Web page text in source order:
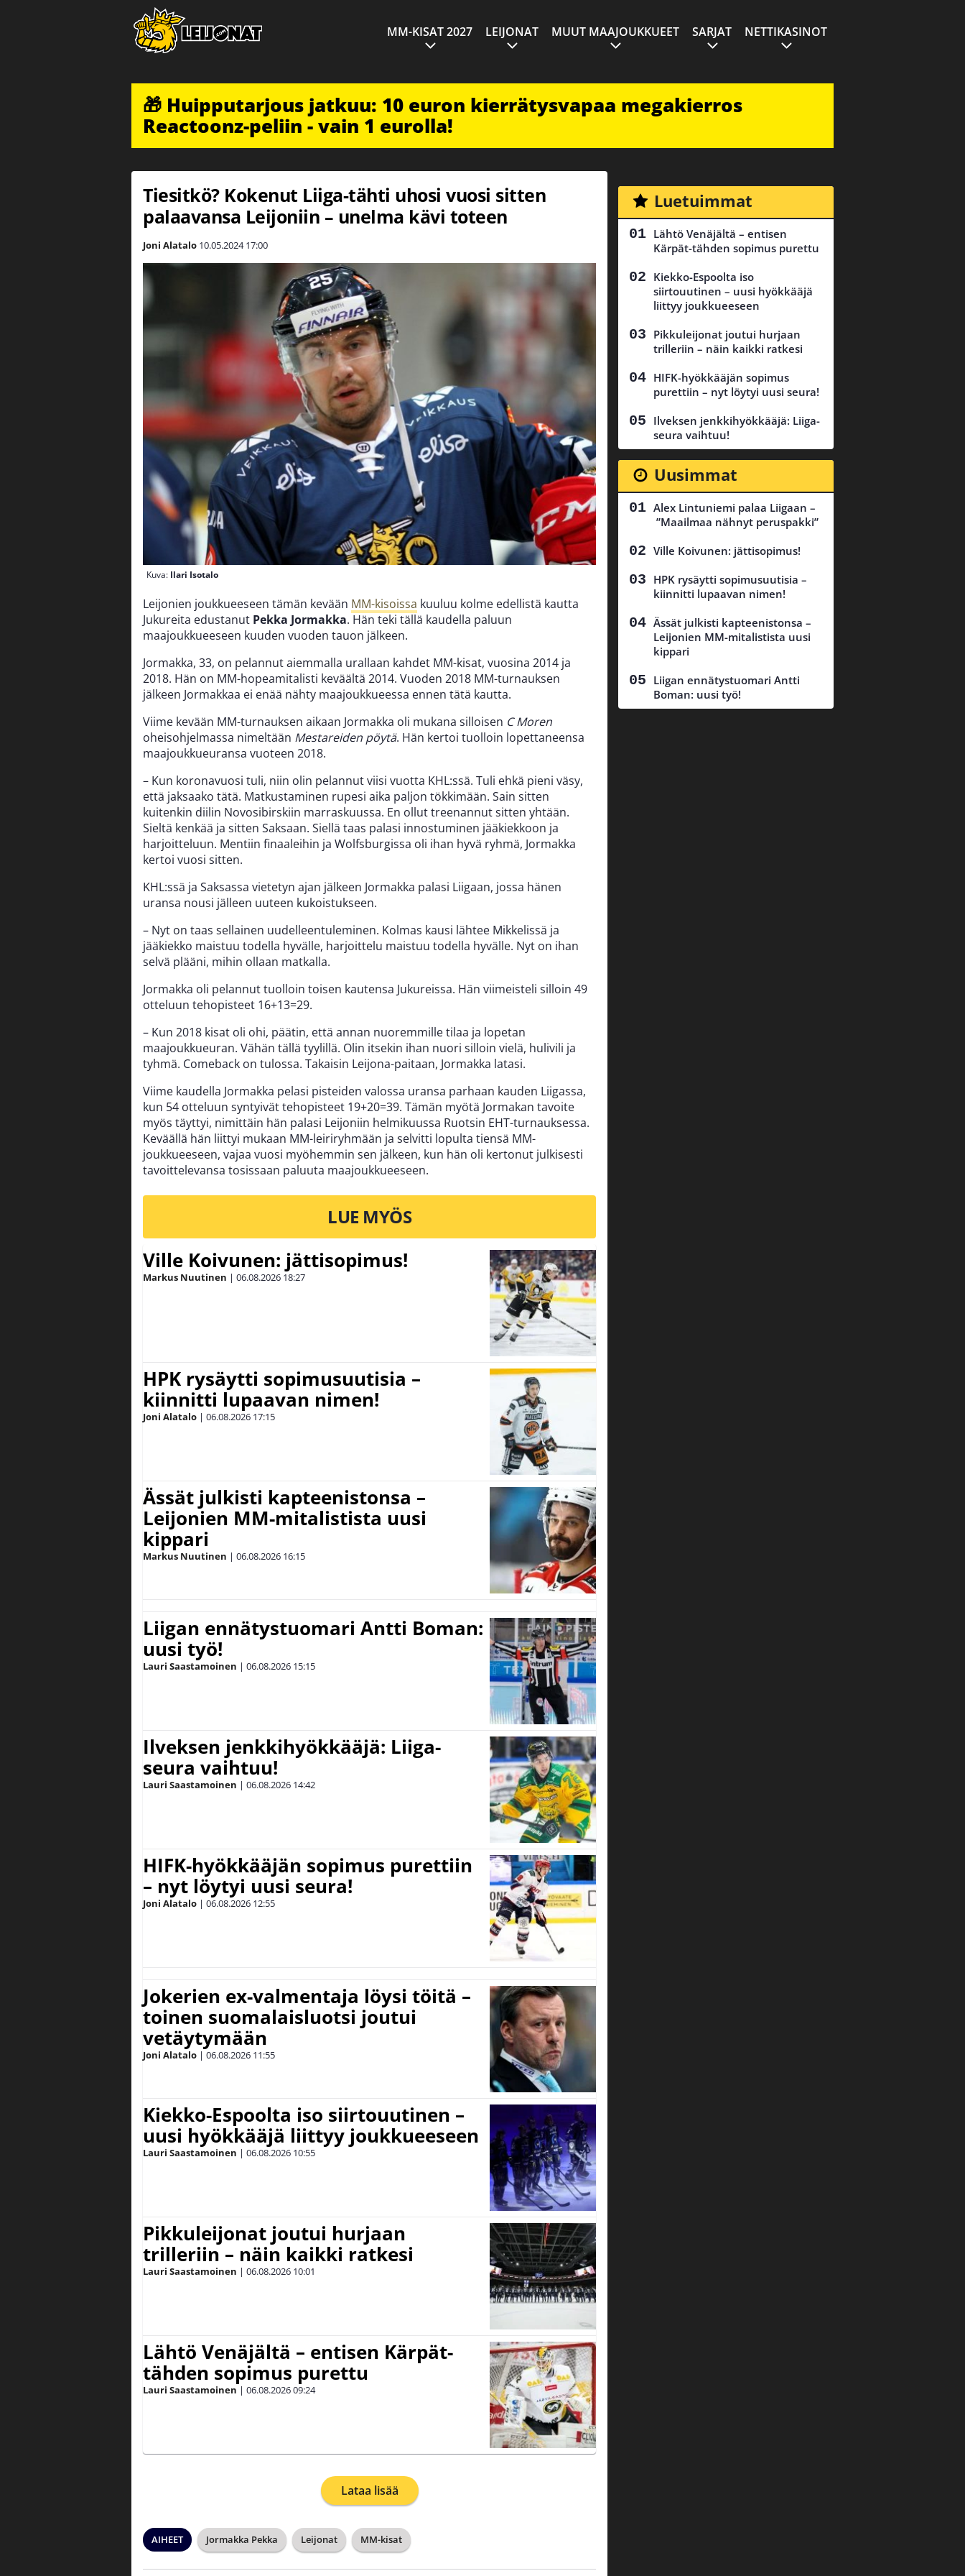
MM-KISAT 2027 LEIJONAT MUUT MAAJOUKKUEET SARJAT NETTIKASINOT
🎁 Huipputarjous jatkuu: 10 euron kierrätysvapaa megakierros
Reactoonz-peliin - vain 1 eurolla!
Tiesitkö? Kokenut Liiga-tähti uhosi vuosi sitten
palaavansa Leijoniin – unelma kävi toteen
Joni Alatalo 10.05.2024 17:00
Kuva: Ilari Isotalo
Leijonien joukkueeseen tämän kevään MM-kisoissa kuuluu kolme edellistä kautta
Jukureita edustanut Pekka Jormakka. Hän teki tällä kaudella paluun
maajoukkueeseen kuuden vuoden tauon jälkeen.
Jormakka, 33, on pelannut aiemmalla urallaan kahdet MM-kisat, vuosina 2014 ja
2018. Hän on MM-hopeamitalisti keväältä 2014. Vuoden 2018 MM-turnauksen
jälkeen Jormakkaa ei enää nähty maajoukkueessa ennen tätä kautta.
Viime kevään MM-turnauksen aikaan Jormakka oli mukana silloisen C Moren
oheisohjelmassa nimeltään Mestareiden pöytä. Hän kertoi tuolloin lopettaneensa
maajoukkueuransa vuoteen 2018.
– Kun koronavuosi tuli, niin olin pelannut viisi vuotta KHL:ssä. Tuli ehkä pieni väsy,
että jaksaako tätä. Matkustaminen rupesi aika paljon tökkimään. Sain sitten
kuitenkin diilin Novosibirskiin marraskuussa. En ollut treenannut sitten yhtään.
Sieltä kenkää ja sitten Saksaan. Siellä taas palasi innostuminen jääkiekkoon ja
harjoitteluun. Mentiin finaaleihin ja Wolfsburgissa oli ihan hyvä ryhmä, Jormakka
kertoi vuosi sitten.
KHL:ssä ja Saksassa vietetyn ajan jälkeen Jormakka palasi Liigaan, jossa hänen
uransa nousi jälleen uuteen kukoistukseen.
– Nyt on taas sellainen uudelleentuleminen. Kolmas kausi lähtee Mikkelissä ja
jääkiekko maistuu todella hyvälle, harjoittelu maistuu todella hyvälle. Nyt on ihan
selvä plääni, mihin ollaan matkalla.
Jormakka oli pelannut tuolloin toisen kautensa Jukureissa. Hän viimeisteli silloin 49
otteluun tehopisteet 16+13=29.
– Kun 2018 kisat oli ohi, päätin, että annan nuoremmille tilaa ja lopetan
maajoukkueuran. Vähän tällä tyylillä. Olin itsekin ihan nuori silloin vielä, hulivili ja
tyhmä. Comeback on tulossa. Takaisin Leijona-paitaan, Jormakka latasi.
Viime kaudella Jormakka pelasi pisteiden valossa uransa parhaan kauden Liigassa,
kun 54 otteluun syntyivät tehopisteet 19+20=39. Tämän myötä Jormakan tavoite
myös täyttyi, nimittäin hän palasi Leijoniin helmikuussa Ruotsin EHT-turnauksessa.
Keväällä hän liittyi mukaan MM-leiriryhmään ja selvitti lopulta tiensä MM-
joukkueeseen, vajaa vuosi myöhemmin sen jälkeen, kun hän oli kertonut julkisesti
tavoittelevansa tosissaan paluuta maajoukkueeseen.
LUE MYÖS
Ville Koivunen: jättisopimus!
Markus Nuutinen | 06.08.2026 18:27
HPK rysäytti sopimusuutisia –
kiinnitti lupaavan nimen!
Joni Alatalo | 06.08.2026 17:15
Ässät julkisti kapteenistonsa –
Leijonien MM-mitalistista uusi
kippari
Markus Nuutinen | 06.08.2026 16:15
Liigan ennätystuomari Antti Boman:
uusi työ!
Lauri Saastamoinen | 06.08.2026 15:15
Ilveksen jenkkihyökkääjä: Liiga-
seura vaihtuu!
Lauri Saastamoinen | 06.08.2026 14:42
HIFK-hyökkääjän sopimus purettiin
– nyt löytyi uusi seura!
Joni Alatalo | 06.08.2026 12:55
Jokerien ex-valmentaja löysi töitä –
toinen suomalaisluotsi joutui
vetäytymään
Joni Alatalo | 06.08.2026 11:55
Kiekko-Espoolta iso siirtouutinen –
uusi hyökkääjä liittyy joukkueeseen
Lauri Saastamoinen | 06.08.2026 10:55
Pikkuleijonat joutui hurjaan
trilleriin – näin kaikki ratkesi
Lauri Saastamoinen | 06.08.2026 10:01
Lähtö Venäjältä – entisen Kärpät-
tähden sopimus purettu
Lauri Saastamoinen | 06.08.202609:24
Lataa lisää
AIHEET Jormakka Pekka Leijonat MM-kisat
Luetuimmat
Lähtö Venäjältä – entisen
Kärpät-tähden sopimus purettu
Kiekko-Espoolta iso
siirtouutinen – uusi hyökkääjä
liittyy joukkueeseen
Pikkuleijonat joutui hurjaan
trilleriin – näin kaikki ratkesi
HIFK-hyökkääjän sopimus
purettiin – nyt löytyi uusi seura!
Ilveksen jenkkihyökkääjä: Liiga-
seura vaihtuu!
Uusimmat
Alex Lintuniemi palaa Liigaan –
”Maailmaa nähnyt peruspakki”
Ville Koivunen: jättisopimus!
HPK rysäytti sopimusuutisia –
kiinnitti lupaavan nimen!
Ässät julkisti kapteenistonsa –
Leijonien MM-mitalistista uusi
kippari
Liigan ennätystuomari Antti
Boman: uusi työ!